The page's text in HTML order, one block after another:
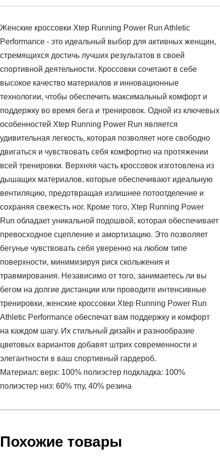
Женские кроссовки Xtep Running Power Run Athletic
Performance - это идеальный выбор для активных женщин,
стремящихся достичь лучших результатов в своей
спортивной деятельности. Кроссовки сочетают в себе
высокое качество материалов и инновационные
технологии, чтобы обеспечить максимальный комфорт и
поддержку во время бега и тренировок. Одной из ключевых
особенностей Xtep Running Power Run является
удивительная легкость, которая позволяет ноге свободно
двигаться и чувствовать себя комфортно на протяжении
всей тренировки. Верхняя часть кроссовок изготовлена из
дышащих материалов, которые обеспечивают идеальную
вентиляцию, предотвращая излишнее потоотделение и
сохраняя свежесть ног. Кроме того, Xtep Running Power
Run обладает уникальной подошвой, которая обеспечивает
превосходное сцепление и амортизацию. Это позволяет
бегунье чувствовать себя уверенно на любом типе
поверхности, минимизируя риск скольжения и
травмирования. Независимо от того, занимаетесь ли вы
бегом на долгие дистанции или проводите интенсивные
тренировки, женские кроссовки Xtep Running Power Run
Athletic Performance обеспечат вам поддержку и комфорт
на каждом шагу. Их стильный дизайн и разнообразие
цветовых вариантов добавят штрих современности и
элегантности в ваш спортивный гардероб.
Материал: верх: 100% полиэстер подкладка: 100%
полиэстер низ: 60% тпу, 40% резина
Артикул:977118110006-D952
athletic performance
Условия оплаты
высылает Вам менеджер.
Похожие товары